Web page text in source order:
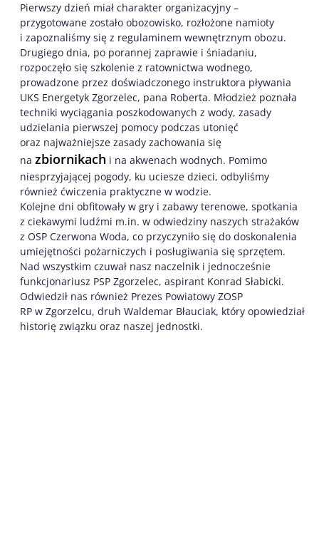
Pierwszy dzień miał charakter organizacyjny –
przygotowane zostało obozowisko, rozłożone namioty
i zapoznaliśmy się z regulaminem wewnętrznym obozu.
Drugiego dnia, po porannej zaprawie i śniadaniu,
rozpoczęło się szkolenie z ratownictwa wodnego,
prowadzone przez doświadczonego instruktora pływania
UKS Energetyk Zgorzelec, pana Roberta. Młodzież poznała
techniki wyciągania poszkodowanych z wody, zasady
udzielania pierwszej pomocy podczas utonięć
oraz najważniejsze zasady zachowania się
na zbiornikach i na akwenach wodnych. Pomimo
niesprzyjającej pogody, ku uciesze dzieci, odbyliśmy
również ćwiczenia praktyczne w wodzie.
Kolejne dni obfitowały w gry i zabawy terenowe, spotkania
z ciekawymi ludźmi m.in. w odwiedziny naszych strażaków
z OSP Czerwona Woda, co przyczyniło się do doskonalenia
umiejętności pożarniczych i posługiwania się sprzętem.
Nad wszystkim czuwał nasz naczelnik i jednocześnie
funkcjonariusz PSP Zgorzelec, aspirant Konrad Słabicki.
Odwiedził nas również Prezes Powiatowy ZOSP
RP w Zgorzelcu, druh Waldemar Błauciak, który opowiedział
historię związku oraz naszej jednostki.